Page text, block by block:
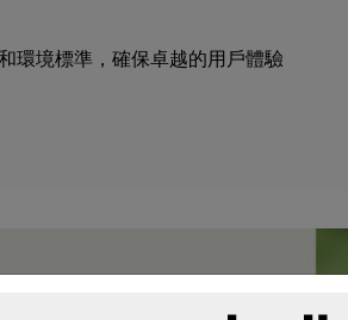
環境標準，確保卓越的用戶體驗